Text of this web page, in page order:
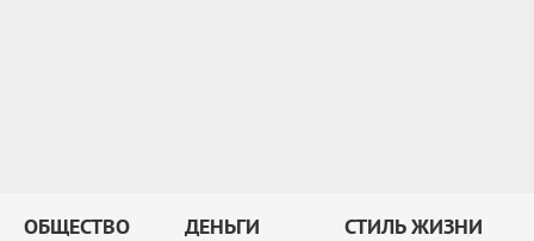
ОБЩЕСТВО ДЕНЬГИ СТИЛЬ ЖИЗНИ